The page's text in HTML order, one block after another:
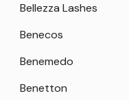
Bellezza Lashes
Benecos
Benemedo
Benetton